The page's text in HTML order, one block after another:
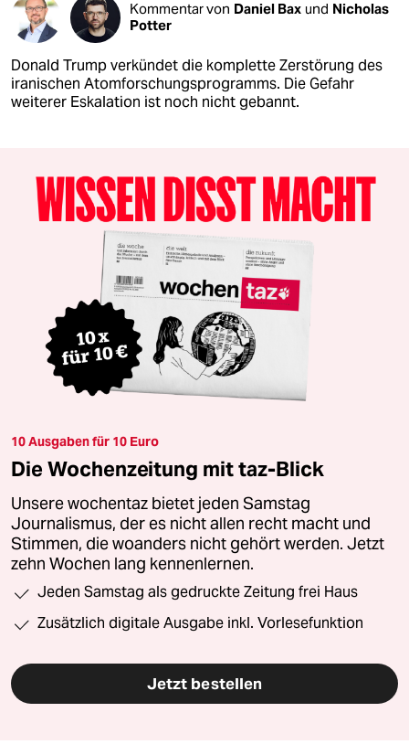
Kommentar von Daniel Bax und Nicholas
Potter
Donald Trump verkündet die komplette Zerstörung des
iranischen Atomforschungsprogramms. Die Gefahr
weiterer Eskalation ist noch nicht gebannt.
10 Ausgaben für 10 Euro
Die Wochenzeitung mit taz-Blick
Unsere wochentaz bietet jeden Samstag
Journalismus, der es nicht allen recht macht und
Stimmen, die woanders nicht gehört werden. Jetzt
zehn Wochen lang kennenlernen.
Jeden Samstag als gedruckte Zeitung frei Haus
Zusätzlich digitale Ausgabe inkl. Vorlesefunktion
Jetzt bestellen